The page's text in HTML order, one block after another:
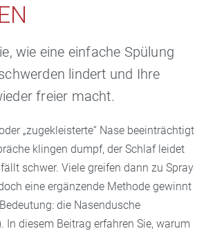
wie eine einfache Spülung
lindert und Ihre
freier macht.
„zugekleisterte“ Nase beeinträchtigt
klingen dumpf, der Schlaf leidet
schwer. Viele greifen dann zu Spray
eine ergänzende Methode gewinnt
die Nasendusche
In diesem Beitrag erfahren Sie, warum